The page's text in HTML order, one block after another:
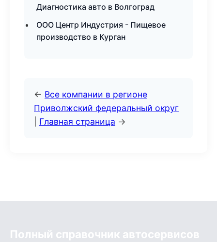
Диагностика авто в Волгоград
ООО Центр Индустрия - Пищевое
производство в Курган
← Все компании в регионе
Приволжский федеральный округ
Главная страница →
Полный справочник автосервисов